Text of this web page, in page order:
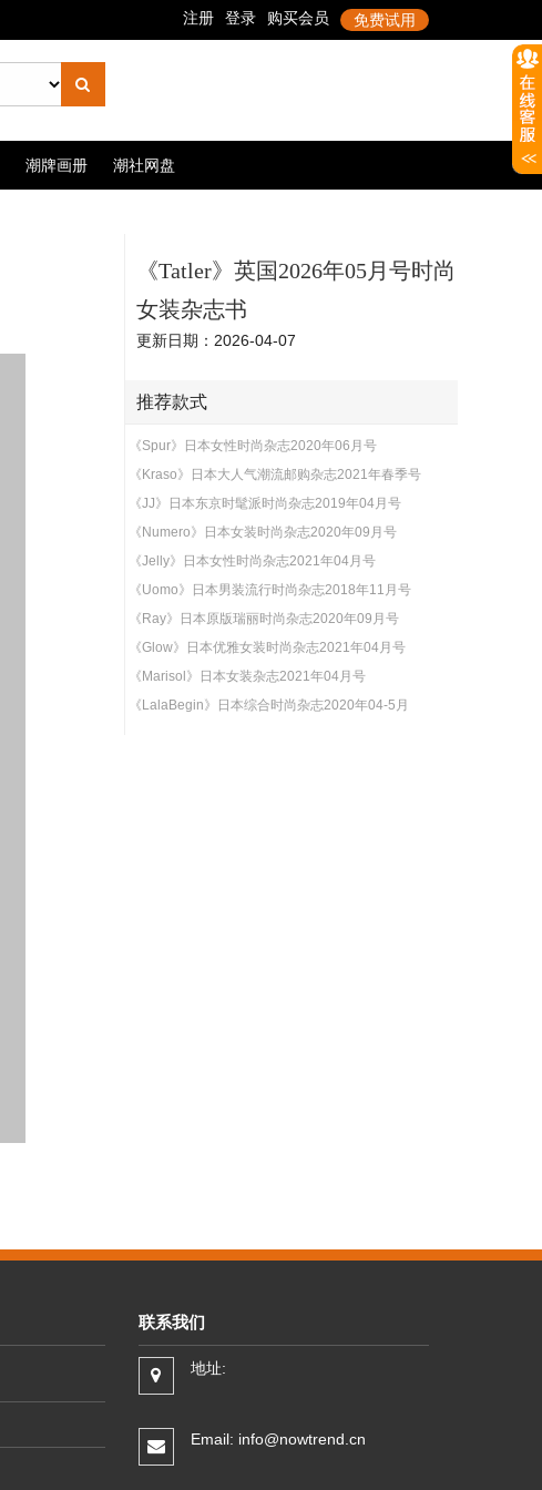
潮牌画册 潮社网盘
《Tatler》英国2026年05月号时尚
女装杂志书
更新日期：2026-04-07
推荐款式
《Spur》日本女性时尚杂志2020年06月号
《Kraso》日本大人气潮流邮购杂志2021年春季号
《JJ》日本东京时髦派时尚杂志2019年04月号
《Numero》日本女装时尚杂志2020年09月号
《Jelly》日本女性时尚杂志2021年04月号
《Uomo》日本男装流行时尚杂志2018年11月号
《Ray》日本原版瑞丽时尚杂志2020年09月号
《Glow》日本优雅女装时尚杂志2021年04月号
《Marisol》日本女装杂志2021年04月号
《LalaBegin》日本综合时尚杂志2020年04-5月
联系我们
地址:
Email: info@nowtrend.cn